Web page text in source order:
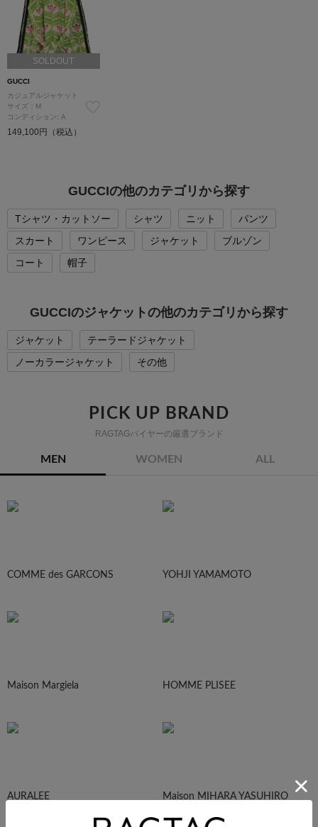
SOLDOUT
GUCCI
カジュアルジャケット
サイズ：M
コンディション: A
149,100円（税込）
GUCCIの他のカテゴリから探す
Tシャツ・カットソー シャツ ニット
パンツ
スカート
ワンピース ジャケット
ブルゾン
コート
帽子
GUCCIのジャケットの他のカテゴリから探す
ジャケット
テーラードジャケット
ノーカラージャケット
その他
PICK UP BRAND
RAGTAGバイヤーの厳選ブランド
MEN WOMEN ALL
COMME des GARCONS YOHJI YAMAMOTO
Maison Margiela HOMME PLISEE
AURALEE Maison MIHARA YASUHIRO